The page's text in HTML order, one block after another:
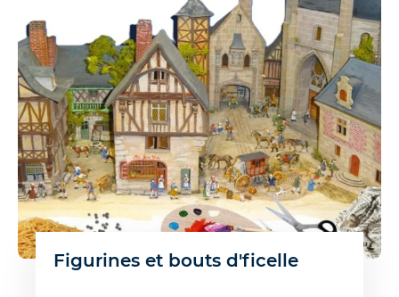
Figurines et bouts d'ficelle